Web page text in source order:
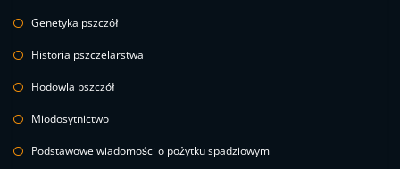
Genetyka pszczół
Historia pszczelarstwa
Hodowla pszczół
Miodosytnictwo
Podstawowe wiadomości o pożytku spadziowym